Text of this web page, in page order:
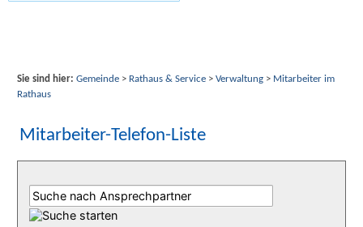
Sie sind hier: Gemeinde> Rathaus & Service> Verwaltung> Mitarbeiter im
Rathaus
Mitarbeiter-Telefon-Liste